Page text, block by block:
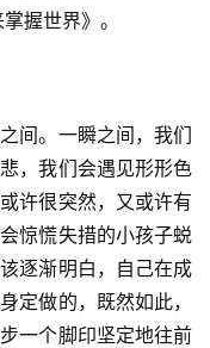
握世界》。
间。一瞬之间，我们
，我们会遇见形形色
许很突然，又或许有
惊慌失措的小孩子蜕
逐渐明白，自己在成
定做的，既然如此，
一个脚印坚定地往前